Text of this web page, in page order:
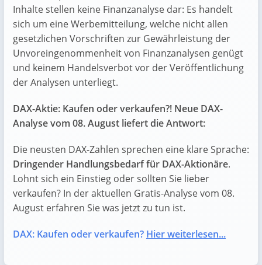
Inhalte stellen keine Finanzanalyse dar: Es handelt
sich um eine Werbemitteilung, welche nicht allen
gesetzlichen Vorschriften zur Gewährleistung der
Unvoreingenommenheit von Finanzanalysen genügt
und keinem Handelsverbot vor der Veröffentlichung
der Analysen unterliegt.
DAX-Aktie: Kaufen oder verkaufen?! Neue DAX-
Analyse vom 08. August liefert die Antwort:
Die neusten DAX-Zahlen sprechen eine klare Sprache:
Dringender Handlungsbedarf für DAX-Aktionäre.
Lohnt sich ein Einstieg oder sollten Sie lieber
verkaufen? In der aktuellen Gratis-Analyse vom 08.
August erfahren Sie was jetzt zu tun ist.
DAX: Kaufen oder verkaufen? Hier weiterlesen...